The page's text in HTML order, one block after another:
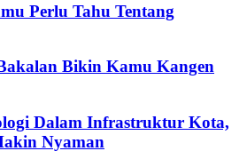
Perlu Tahu Tentang
Bikin Kamu Kangen
Dalam Infrastruktur Kota,
Nyaman